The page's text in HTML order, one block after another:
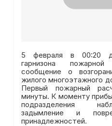
5 февраля в 00:20
гарнизона
сообщение о
жилого многоэтажного
Первый пожарный
минуты. К моменту
подразделения
задымление и
принадлежностей.